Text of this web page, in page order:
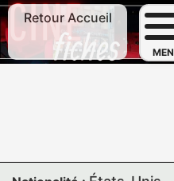
Retour Accueil